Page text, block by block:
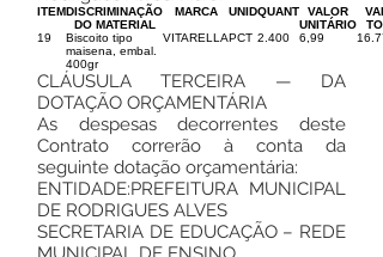
ITEMDISCRIMINAÇÃO
DO MATERIAL
MARCA UNIDQUANT
VALOR
UNITÁRIO
19
Biscoito tipo
maisena, embal.
400gr
VITARELLAPCT 2.400 6,99
CLÁUSULA TERCEIRA — DA
DOTAÇÃO ORÇAMENTÁRIA
As despesas decorrentes deste
Contrato correrão à conta da
seguinte dotação orçamentária:
ENTIDADE:PREFEITURA MUNICIPAL
DE RODRIGUES ALVES
SECRETARIA DE EDUCAÇÃO – REDE